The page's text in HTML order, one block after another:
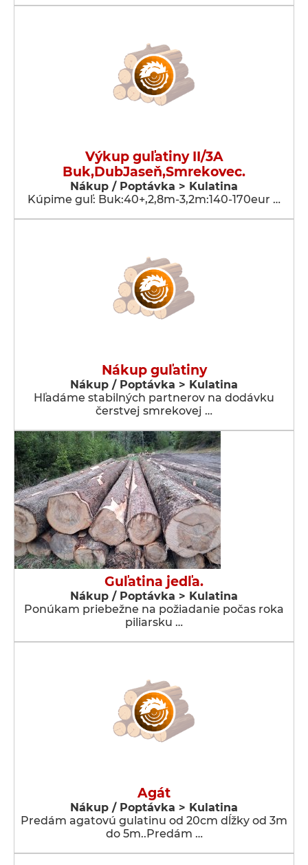
Výkup guľatiny II/3A
Buk,DubJaseň,Smrekovec.
Nákup / Poptávka > Kulatina
Kúpime guľ: Buk:40+,2,8m-3,2m:140-170eur …
Nákup guľatiny
Nákup / Poptávka > Kulatina
Hľadáme stabilných partnerov na dodávku
čerstvej smrekovej …
Guľatina jedľa.
Nákup / Poptávka > Kulatina
Ponúkam priebežne na požiadanie počas roka
piliarsku …
Agát
Nákup / Poptávka > Kulatina
Predám agatovú gulatinu od 20cm dĺžky od 3m
do 5m..Predám …